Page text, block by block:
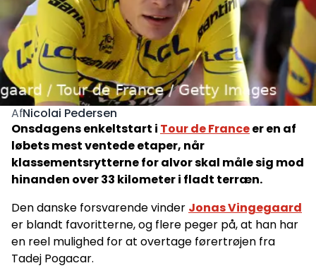
AfNicolai Pedersen
Onsdagens enkeltstart i Tour de Franceer en af
løbets mest ventede etaper, når
klassementsrytterne for alvor skal måle sig mod
hinanden over 33 kilometer i fladt terræn.
Den danske forsvarende vinder Jonas Vingegaard
er blandt favoritterne, og flere peger på, at han har
en reel mulighed for at overtage førertrøjen fra
Tadej Pogacar.